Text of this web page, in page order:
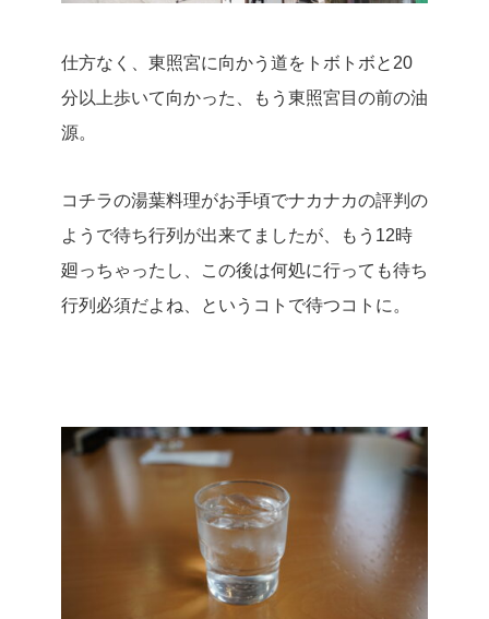
仕方なく、東照宮に向かう道をトボトボと20
分以上歩いて向かった、もう東照宮目の前の油
源。
コチラの湯葉料理がお手頃でナカナカの評判の
ようで待ち行列が出来てましたが、もう12時
廻っちゃったし、この後は何処に行っても待ち
行列必須だよね、というコトで待つコトに。